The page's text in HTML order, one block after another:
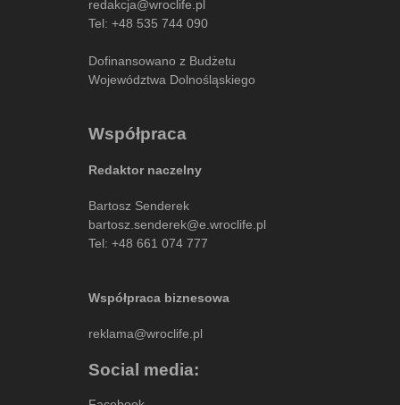
redakcja@wroclife.pl
Tel: +48 535 744 090
Dofinansowano z Budżetu
Województwa Dolnośląskiego
Współpraca
Redaktor naczelny
Bartosz Senderek
bartosz.senderek@e.wroclife.pl
Tel: +48 661 074 777
Współpraca biznesowa
reklama@wroclife.pl
Social media: